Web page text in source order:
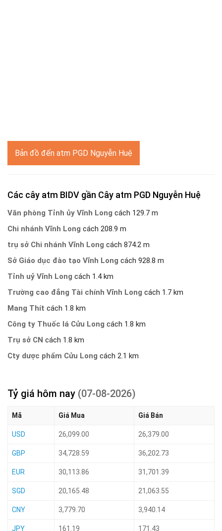
Bản đồ đến atm PGD Nguyễn Huệ
Các cây atm BIDV gần Cây atm PGD Nguyễn Huệ
Văn phòng Tỉnh ủy Vĩnh Long cách 129.7 m
Chi nhánh Vĩnh Long cách 208.9 m
trụ sở Chi nhánh Vĩnh Long cách 874.2 m
Sở Giáo dục đào tạo Vĩnh Long cách 928.8 m
Tỉnh uỷ Vĩnh Long cách 1.4 km
Trường cao đẳng Tài chính Vĩnh Long cách 1.7 km
Mang Thít cách 1.8 km
Công ty Thuốc lá Cửu Long cách 1.8 km
Trụ sở CN cách 1.8 km
Cty dược phẩm Cửu Long cách 2.1 km
Tỷ giá hôm nay (07-08-2026)
Mã Giá Mua Giá Bán
USD 26,099.00 26,379.00
GBP 34,728.59 36,202.73
EUR 30,113.86 31,701.39
SGD 20,165.48 21,063.55
CNY 3,779.70 3,940.14
JPY 161.19 171.43